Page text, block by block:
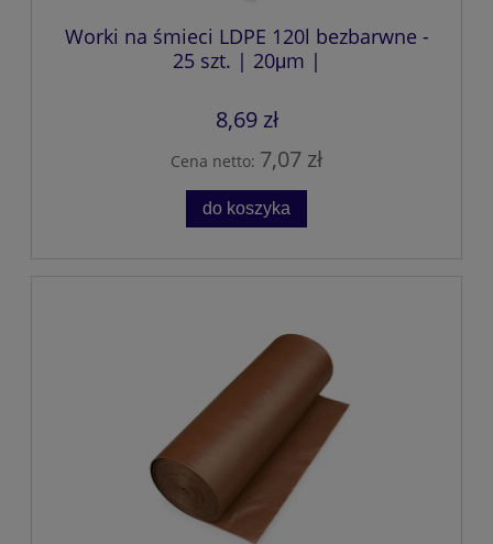
Worki na śmieci LDPE 120l bezbarwne -
25 szt. | 20μm |
8,69 zł
Cena netto: 7,07 zł
do koszyka